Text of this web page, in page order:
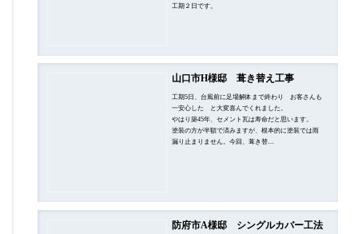
工期２日です。
山口市H様邸 葺き替え工事
工期5日、台風前に足場解体まで終わり お客さんも
一安心した と大変喜んでくれました。
やはり築45年、セメント瓦は寿命だと思います。
塗装の方が半額で済みますが、根本的に塗装では雨
漏り止まりません。今回、葺き替…
防府市A様邸 シングルカバー工法